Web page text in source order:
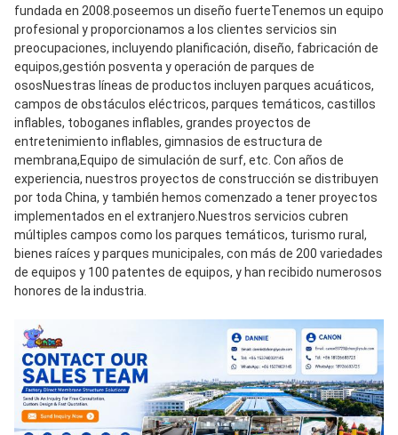
fundada en 2008.poseemos un diseño fuerteTenemos un equipo
profesional y proporcionamos a los clientes servicios sin
preocupaciones, incluyendo planificación, diseño, fabricación de
equipos,gestión posventa y operación de parques de
ososNuestras líneas de productos incluyen parques acuáticos,
campos de obstáculos eléctricos, parques temáticos, castillos
inflables, toboganes inflables, grandes proyectos de
entretenimiento inflables, gimnasios de estructura de
membrana,Equipo de simulación de surf, etc. Con años de
experiencia, nuestros proyectos de construcción se distribuyen
por toda China, y también hemos comenzado a tener proyectos
implementados en el extranjero.Nuestros servicios cubren
múltiples campos como los parques temáticos, turismo rural,
bienes raíces y parques municipales, con más de 200 variedades
de equipos y 100 patentes de equipos, y han recibido numerosos
honores de la industria.